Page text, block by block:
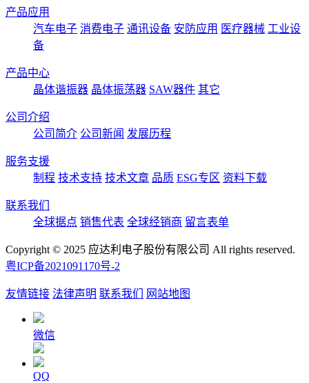
产品应用
汽车电子 消费电子 通讯设备 安防应用 医疗器械 工业设
备
产品中心
晶体谐振器 晶体振荡器 SAW器件 其它
公司介绍
公司简介 公司新闻 发展历程
服务支援
制程 技术支持 技术文章 品质 ESG专区 资料下载
联系我们
全球据点 销售代表 全球经销商 留言表单
Copyright © 2025 应达利电子股份有限公司 All rights reserved.
粤ICP备2021091170号-2
友情链接 法律声明 联系我们 网站地图
微信
QQ